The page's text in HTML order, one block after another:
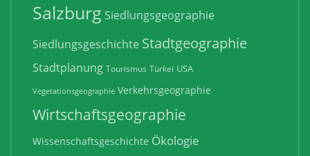
Salzburg Siedlungsgeographie
Siedlungsgeschichte Stadtgeographie
Stadtplanung Tourismus Türkei USA
Vegetationsgeographie Verkehrsgeographie
Wirtschaftsgeographie
Wissenschaftsgeschichte Ökologie